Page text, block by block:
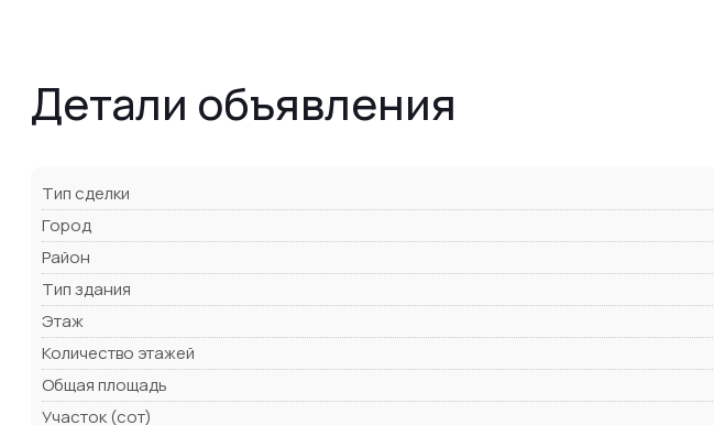
Детали объявления
Тип сделки
Город
Район
Тип здания
Этаж
Количество этажей
Общая площадь
Участок (сот)